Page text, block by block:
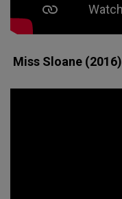
Miss Sloane (2016)